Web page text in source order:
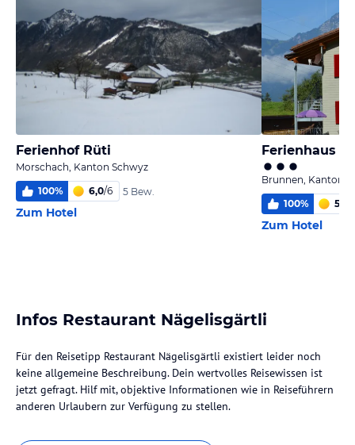
Ferienhof Rüti
Morschach, Kanton Schwyz
100% 6,0/6 5 Bew.
Zum Hotel
Ferienhaus
Brunnen, Kanton
100% 5,4
Zum Hotel
Infos Restaurant Nägelisgärtli
Für den Reisetipp Restaurant Nägelisgärtli existiert leider noch
keine allgemeine Beschreibung. Dein wertvolles Reisewissen ist
jetzt gefragt. Hilf mit, objektive Informationen wie in Reiseführern
anderen Urlaubern zur Verfügung zu stellen.